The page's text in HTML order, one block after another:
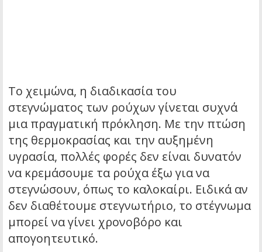
Το χειμώνα, η διαδικασία του
στεγνώματος των ρούχων γίνεται συχνά
μια πραγματική πρόκληση. Με την πτώση
της θερμοκρασίας και την αυξημένη
υγρασία, πολλές φορές δεν είναι δυνατόν
να κρεμάσουμε τα ρούχα έξω για να
στεγνώσουν, όπως το καλοκαίρι. Ειδικά αν
δεν διαθέτουμε στεγνωτήριο, το στέγνωμα
μπορεί να γίνει χρονοβόρο και
απογοητευτικό.